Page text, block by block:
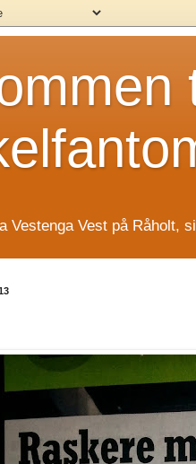
Vestenga Vest på Råholt,